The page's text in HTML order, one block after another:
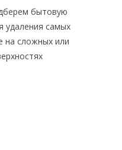
бытовую
удаления самых
на сложных или